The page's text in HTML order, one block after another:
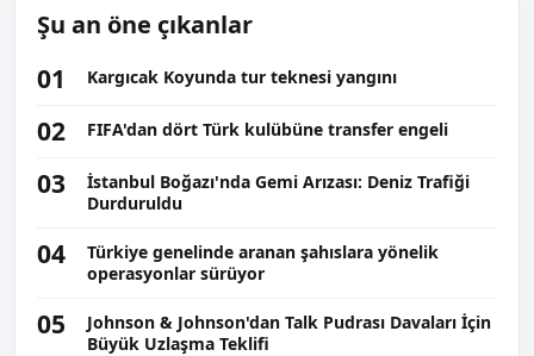
Şu an öne çıkanlar
01 Kargıcak Koyunda tur teknesi yangını
02 FIFA'dan dört Türk kulübüne transfer engeli
03
İstanbul Boğazı'nda Gemi Arızası: Deniz Trafiği
Durduruldu
04
Türkiye genelinde aranan şahıslara yönelik
operasyonlar sürüyor
05
Johnson & Johnson'dan Talk Pudrası Davaları İçin
Büyük Uzlaşma Teklifi